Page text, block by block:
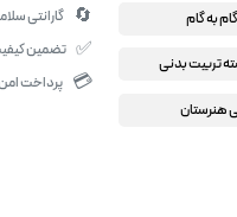
به گام
تربیت بدنی
هنرستان
🔄 گارانتی
✅ تضمین
💳 پرداخت امن